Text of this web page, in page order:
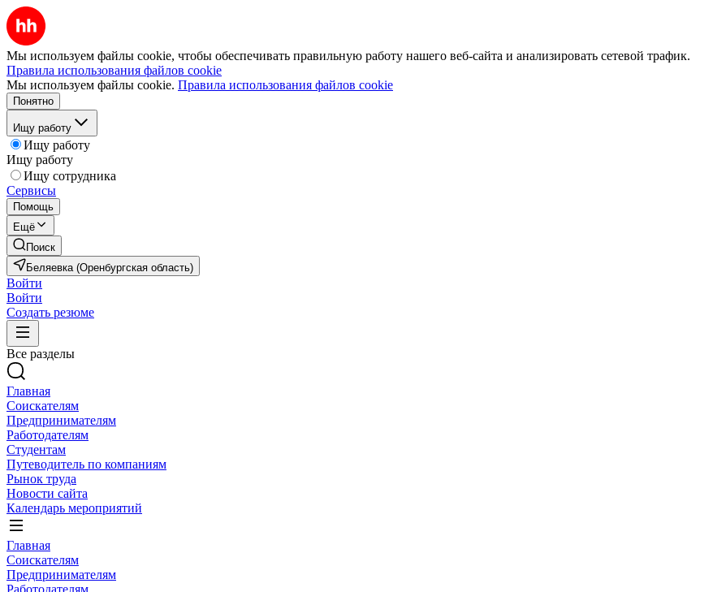
Мы используем файлы cookie, чтобы обеспечивать правильную работу нашего веб-сайта и анализировать сетевой трафик.
Правила использования файлов cookie
Мы используем файлы cookie. Правила использования файлов cookie
Понятно
Ищу работу
Ищу работу
Ищу работу
Ищу сотрудника
Сервисы
Помощь
Ещё
Поиск
Беляевка (Оренбургская область)
Войти
Войти
Создать резюме
Все разделы
Главная
Соискателям
Предпринимателям
Работодателям
Студентам
Путеводитель по компаниям
Рынок труда
Новости сайта
Календарь мероприятий
Главная
Соискателям
Предпринимателям
Работодателям